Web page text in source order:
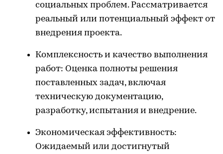
социальных проблем. Рассматривается
реальный или потенциальный эффект от
внедрения проекта.
Комплексность и качество выполнения
работ: Оценка полноты решения
поставленных задач, включая
техническую документацию,
разработку, испытания и внедрение.
Экономическая эффективность:
Ожидаемый или достигнутый